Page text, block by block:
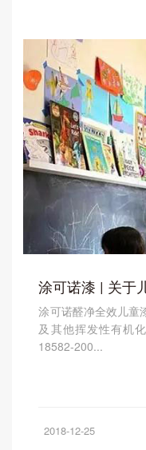
涂可诺漆 | 关于
涂可诺醛净全效儿童
及其他挥发性有机
18582-200...
2018-12-25